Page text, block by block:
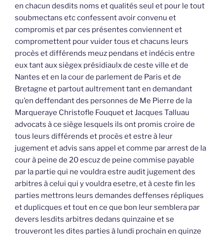
en chacun desdits noms et qualités seul et pour le tout
soubmectans etc confessent avoir convenu et
compromis et par ces présentes conviennent et
compromettent pour vuider tous et chacuns leurs
procès et différends meuz pendans et indécis entre
eux tant aux siègex présidiaulx de ceste ville et de
Nantes et en la cour de parlement de Paris et de
Bretagne et partout aultrement tant en demandant
qu’en deffendant des personnes de Me Pierre de la
Marqueraye Christofle Fouquet et Jacques Talluau
advocats à ce siège lesquels ils ont promis croire de
tous leurs différends et procès et estre à leur
jugement et advis sans appel et comme par arrest de la
cour à peine de 20 escuz de peine commise payable
par la partie qui ne vouldra estre audit jugement des
arbitres à celui qui y vouldra esetre, et à ceste fin les
parties mettrons leurs demandes deffenses répliques
et duplicques et tout en ce que bon leur semblera par
devers lesdits arbitres dedans quinzaine et se
trouveront les dites parties à lundi prochain en quinze